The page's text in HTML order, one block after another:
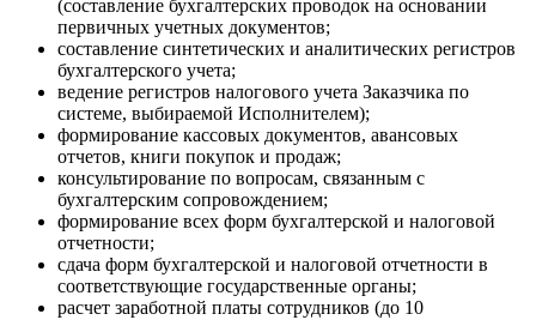
(составление бухгалтерских проводок на основании
первичных учетных документов;
составление синтетических и аналитических регистров
бухгалтерского учета;
ведение регистров налогового учета Заказчика по
системе, выбираемой Исполнителем);
формирование кассовых документов, авансовых
отчетов, книги покупок и продаж;
консультирование по вопросам, связанным с
бухгалтерским сопровождением;
формирование всех форм бухгалтерской и налоговой
отчетности;
сдача форм бухгалтерской и налоговой отчетности в
соответствующие государственные органы;
расчет заработной платы сотрудников (до 10